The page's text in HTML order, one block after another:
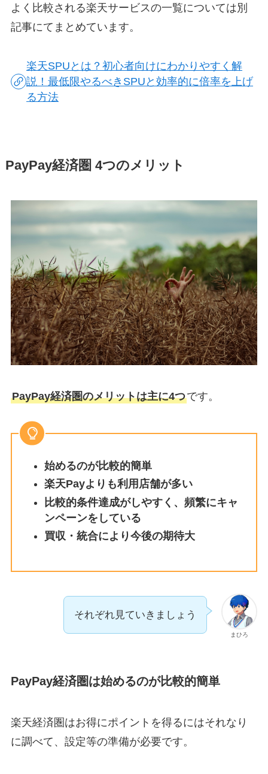
よく比較される楽天サービスの一覧については別
記事にてまとめています。
楽天SPUとは？初心者向けにわかりやすく解
説！最低限やるべきSPUと効率的に倍率を上げ
る方法
PayPay経済圏 4つのメリット
PayPay経済圏のメリットは主に4つです。
始めるのが比較的簡単
楽天Payよりも利用店舗が多い
比較的条件達成がしやすく、頻繁にキャ
ンペーンをしている
買収・統合により今後の期待大
まひろ
それぞれ見ていきましょう
PayPay経済圏は始めるのが比較的簡単
楽天経済圏はお得にポイントを得るにはそれなり
に調べて、設定等の準備が必要です。